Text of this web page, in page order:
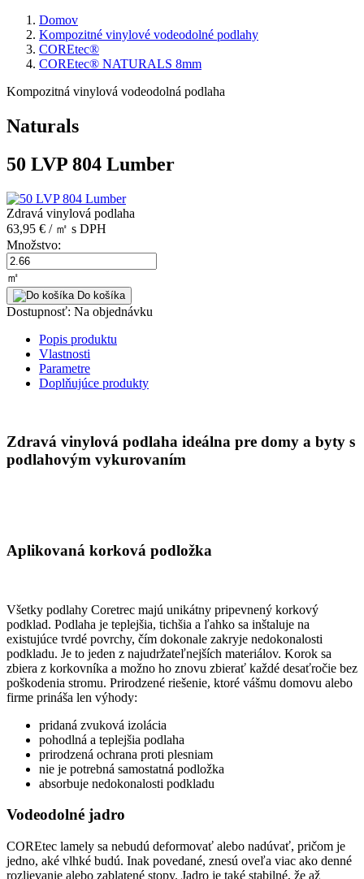
Domov
Kompozitné vinylové vodeodolné podlahy
COREtec®
COREtec® NATURALS 8mm
Kompozitná vinylová vodeodolná podlaha
Naturals
50 LVP 804 Lumber
Zdravá vinylová podlaha
63,95 € / ㎡ s DPH
Množstvo:
㎡
Do košíka
Dostupnosť: Na objednávku
Popis produktu
Vlastnosti
Parametre
Doplňujúce produkty
Zdravá vinylová podlaha ideálna pre domy a byty s
podlahovým vykurovaním
Aplikovaná korková podložka
Všetky podlahy Coretrec majú unikátny pripevnený korkový
podklad. Podlaha je teplejšia, tichšia a ľahko sa inštaluje na
existujúce tvrdé povrchy, čím dokonale zakryje nedokonalosti
podkladu. Je to jeden z najudržateľnejších materiálov. Korok sa
zbiera z korkovníka a možno ho znovu zbierať každé desaťročie bez
poškodenia stromu. Prirodzené riešenie, ktoré vášmu domovu alebo
firme prináša len výhody:
pridaná zvuková izolácia
pohodlná a teplejšia podlaha
prirodzená ochrana proti plesniam
nie je potrebná samostatná podložka
absorbuje nedokonalosti podkladu
Vodeodolné jadro
COREtec lamely sa nebudú deformovať alebo nadúvať, pričom je
jedno, aké vlhké budú. Inak povedané, znesú oveľa viac ako denné
rozlievanie alebo zablatené stopy. Jadro je také stabilné, že až